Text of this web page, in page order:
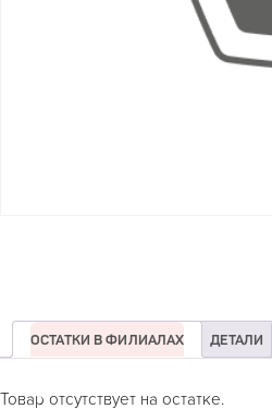
ОСТАТКИ В ФИЛИАЛАХ ДЕТАЛИ
Товар отсутствует на остатке.